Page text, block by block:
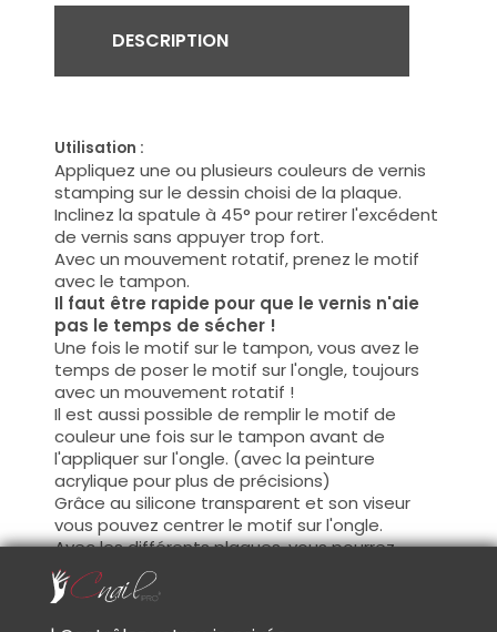
DESCRIPTION
Utilisation :
Appliquez une ou plusieurs couleurs de vernis
stamping sur le dessin choisi de la plaque.
Inclinez la spatule à 45° pour retirer l'excédent
de vernis sans appuyer trop fort.
Avec un mouvement rotatif, prenez le motif
avec le tampon.
Il faut être rapide pour que le vernis n'aie
pas le temps de sécher !
Une fois le motif sur le tampon, vous avez le
temps de poser le motif sur l'ongle, toujours
avec un mouvement rotatif !
Il est aussi possible de remplir le motif de
couleur une fois sur le tampon avant de
l'appliquer sur l'ongle. (avec la peinture
acrylique pour plus de précisions)
Grâce au silicone transparent et son viseur
vous pouvez centrer le motif sur l'ongle.
Avec les différents plaques, vous pourrez
créer tout styles de Nail-Art.
Il est aussi possible de superposer plusieurs